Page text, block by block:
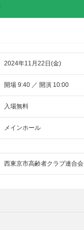
2024年11月22日(金)
開場 9:40 ／ 開演 10:00
入場無料
メインホール
西東京市高齢者クラブ連合会